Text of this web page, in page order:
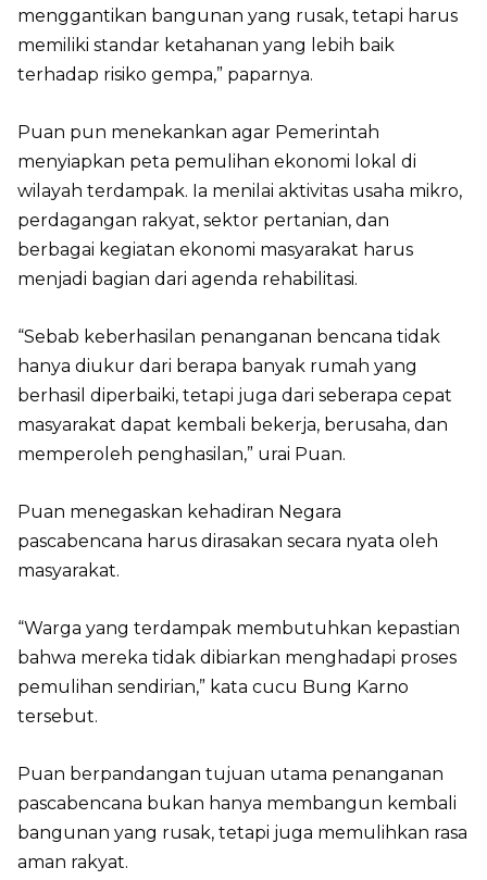
menggantikan bangunan yang rusak, tetapi harus
memiliki standar ketahanan yang lebih baik
terhadap risiko gempa,” paparnya.
Puan pun menekankan agar Pemerintah
menyiapkan peta pemulihan ekonomi lokal di
wilayah terdampak. Ia menilai aktivitas usaha mikro,
perdagangan rakyat, sektor pertanian, dan
berbagai kegiatan ekonomi masyarakat harus
menjadi bagian dari agenda rehabilitasi.
“Sebab keberhasilan penanganan bencana tidak
hanya diukur dari berapa banyak rumah yang
berhasil diperbaiki, tetapi juga dari seberapa cepat
masyarakat dapat kembali bekerja, berusaha, dan
memperoleh penghasilan,” urai Puan.
Puan menegaskan kehadiran Negara
pascabencana harus dirasakan secara nyata oleh
masyarakat.
“Warga yang terdampak membutuhkan kepastian
bahwa mereka tidak dibiarkan menghadapi proses
pemulihan sendirian,” kata cucu Bung Karno
tersebut.
Puan berpandangan tujuan utama penanganan
pascabencana bukan hanya membangun kembali
bangunan yang rusak, tetapi juga memulihkan rasa
aman rakyat.